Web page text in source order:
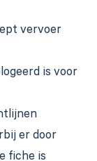
vervoer
is voor
er door
fiche is